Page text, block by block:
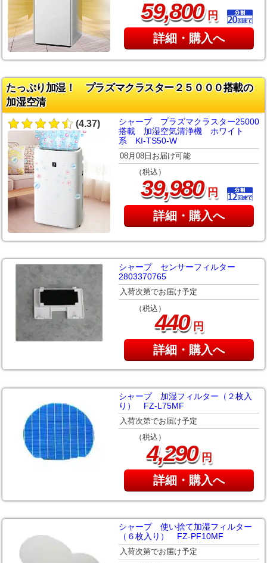
59,800円
詳細・購入へ
たっぷり加湿！ プラズマクラスター２５０００搭載の
加湿空清
(4.37)
シャープ プラズマクラスター25000
搭載 加湿空気清浄機 ホワイト
系 KI-TS50-W
08月08日お届け可能
（税込）
39,980円
詳細・購入へ
シャープ センサーフィルター
2803370765
入荷次第でお届け予定
（税込）
440円
詳細・購入へ
シャープ 加湿フィルター（２枚入
り） FZ-L75MF
入荷次第でお届け予定
（税込）
4,290円
詳細・購入へ
シャープ 使い捨て加湿フィルター
（６枚入り） FZ-PF10MF
入荷次第でお届け予定